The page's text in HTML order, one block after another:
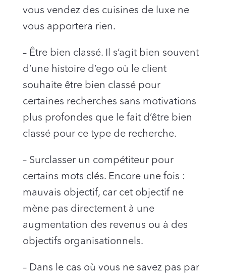
vous vendez des cuisines de luxe ne
vous apportera rien.
– Être bien classé. Il s’agit bien souvent
d’une histoire d’ego où le client
souhaite être bien classé pour
certaines recherches sans motivations
plus profondes que le fait d’être bien
classé pour ce type de recherche.
– Surclasser un compétiteur pour
certains mots clés. Encore une fois :
mauvais objectif, car cet objectif ne
mène pas directement à une
augmentation des revenus ou à des
objectifs organisationnels.
– Dans le cas où vous ne savez pas par